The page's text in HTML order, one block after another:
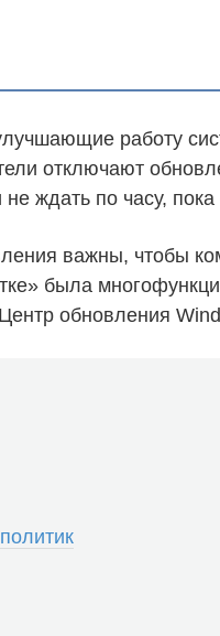
работу
отключают
ждать по часу,
важны, чтобы
была
обновления